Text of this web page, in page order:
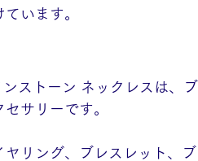
います。
ストーン ネックレスは、
サリーです。
リング、ブレスレット、